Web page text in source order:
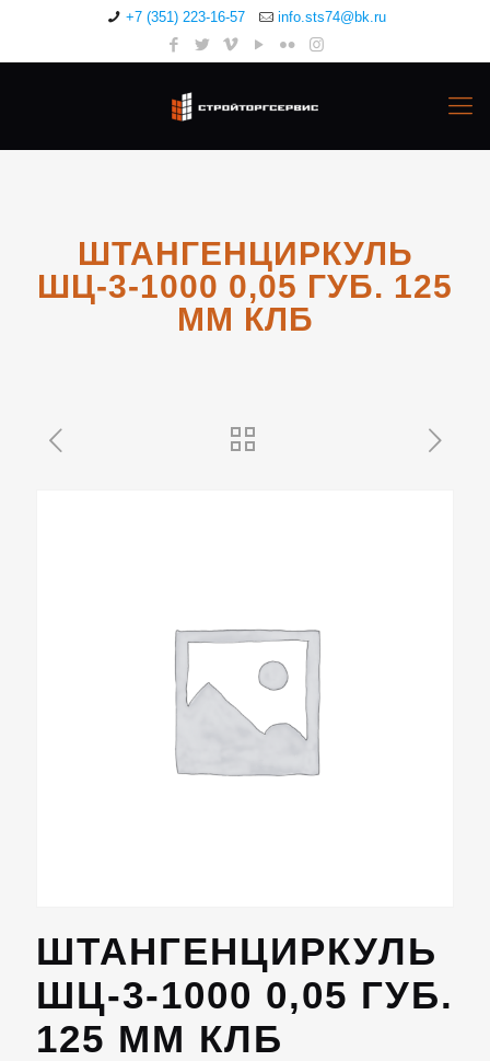
+7 (351) 223-16-57 info.sts74@bk.ru
ШТАНГЕНЦИРКУЛЬ
ШЦ-3-1000 0,05 ГУБ. 125
ММ КЛБ
ШТАНГЕНЦИРКУЛЬ
ШЦ-3-1000 0,05 ГУБ.
125 ММ КЛБ